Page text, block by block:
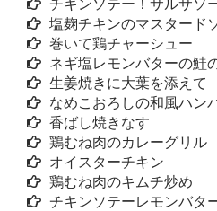
チキンソテー！サルサソ
塩麹チキンのマスタード
巻いて鶏チャーシュー
ネギ塩レモンバターの鮭
生姜焼きに大葉を添えて
なめこおろしの和風ハン
香ばし焼きなす
鶏むね肉のカレーグリル
オイスターチキン
鶏むね肉のキムチ炒め
チキンソテーレモンバタ